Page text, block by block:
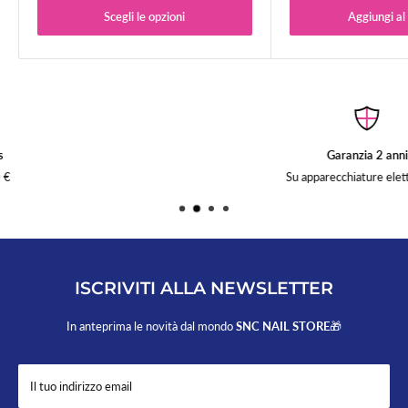
Per ordini superiori a 50,00 € la spedizione è gratuita.
Scegli le opzioni Aggiungi
Su apparecchiature elettroniche
ISCRIVITI ALLA NEWSLETTER
In anteprima le novità dal mondoSNC NAIL STORE🎁
Il tuo indirizzo email